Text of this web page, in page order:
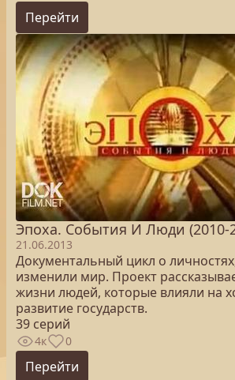
Перейти
Эпоха. Cобытия И Люди (2010-
21.06.2013
Документальный цикл о
изменили мир. Проект
жизни людей, которые влияли на
развитие государств.
39 серий
4к 0
Перейти